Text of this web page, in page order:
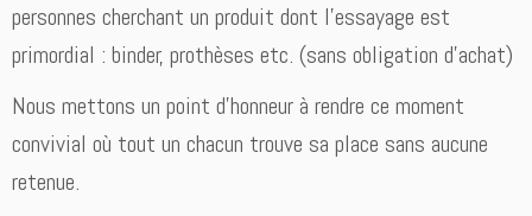
personnes cherchant un produit dont l’essayage est
primordial : binder, prothèses etc. (sans obligation d’achat)
Nous mettons un point d’honneur à rendre ce moment
convivial où tout un chacun trouve sa place sans aucune
retenue.